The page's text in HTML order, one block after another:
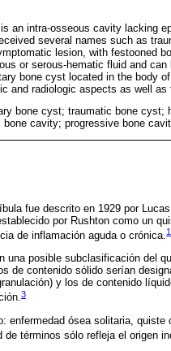
an intra-osseous cavity lacking
several names such as
lesion, with festooned
or serous-hematic fluid and
bone cyst located in the body
and radiologic aspects as well as
bone cyst; traumatic bone cyst;
cavity; progressive bone
fue descrito en 1929 por
por Rushton como un
de inflamación aguda o crónica. 1
una posible subclasificación del
de contenido sólido serían
y los de contenido
3
enfermedad ósea solitaria,
términos sólo refleja el origen